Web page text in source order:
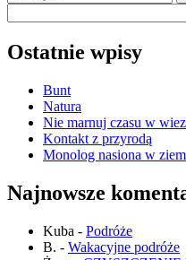
Ostatnie wpisy
Bunt
Natura
Nie marnuj czasu w
Kontakt z przyrodą
Monolog nasiona w
Najnowsze
Kuba - Podróże
B. - Wakacyjne podróże